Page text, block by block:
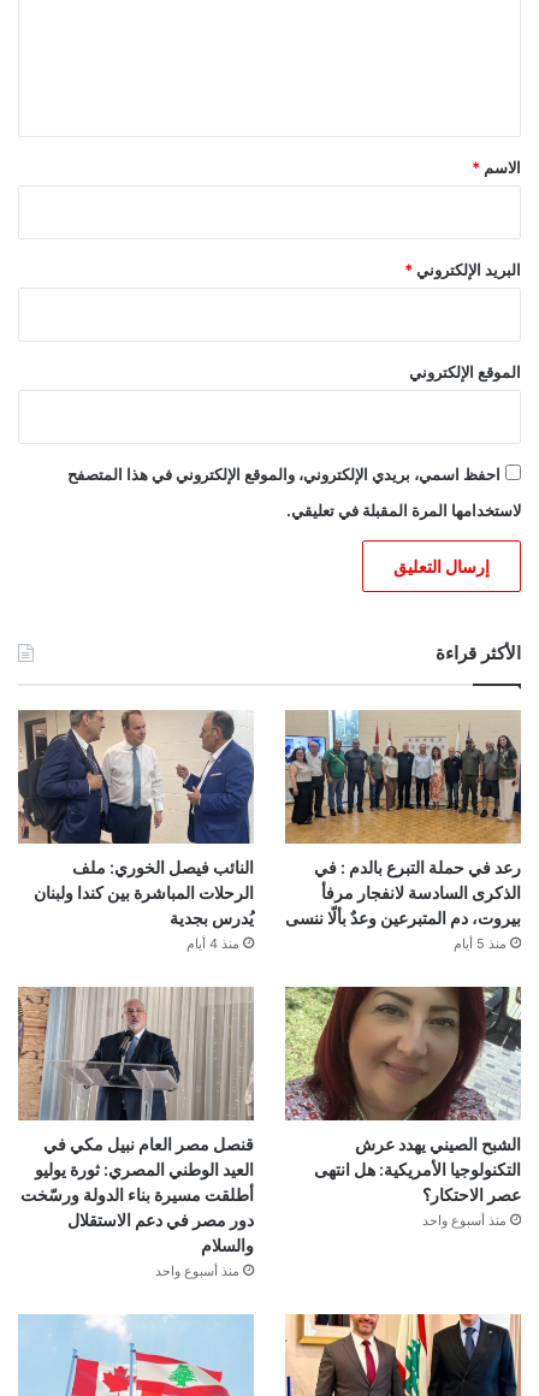
*
الاسم *
البريد الإلكتروني *
الموقع الإلكتروني
احفظ اسمي، بريدي الإلكتروني، والموقع الإلكتروني في هذا المتصفح
لاستخدامها المرة المقبلة في تعليقي.
الأكثر قراءة
رعد في حملة التبرع بالدم : في
الذكرى السادسة لانفجار مرفأ
بيروت، دم المتبرعين وعدٌ بألّا ننسى
منذ 5 أيام
النائب فيصل الخوري: ملف
الرحلات المباشرة بين كندا ولبنان
يُدرس بجدية
منذ 4 أيام
الشبح الصيني يهدد عرش
التكنولوجيا الأمريكية: هل انتهى
عصر الاحتكار؟
منذ أسبوع واحد
قنصل مصر العام نبيل مكي في
العيد الوطني المصري: ثورة يوليو
أطلقت مسيرة بناء الدولة ورسّخت
دور مصر في دعم الاستقلال
والسلام
منذ أسبوع واحد